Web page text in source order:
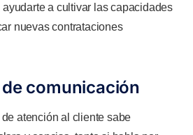
a cultivar las capacidades
nuevas contrataciones
comunicación
atención al cliente sabe